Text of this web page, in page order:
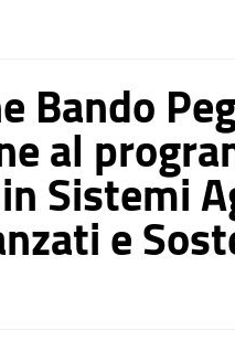
Bando
al
Sistemi
e